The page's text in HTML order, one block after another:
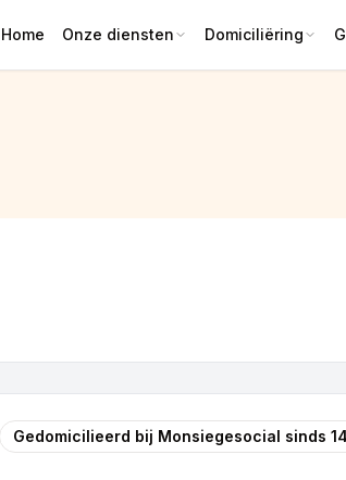
Home Onze diensten Domiciliëring
Gedomicilieerd bij Monsiegesocial sinds